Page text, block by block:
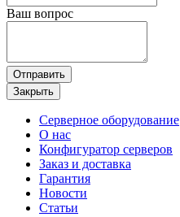
Ваш вопрос
Отправить
Закрыть
Серверное оборудование
О нас
Конфигуратор серверов
Заказ и доставка
Гарантия
Новости
Статьи